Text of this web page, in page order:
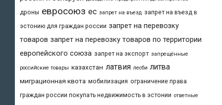
дроны евросоюз ес запрет на въезд запрет на въезд в
эстонию для граждан россии запрет на перевозку
товаров запрет на перевозку товаров по территории
европейского союза запрет на экспорт запрещённые
российские товары казахстан латвия лесби литва
миграционная квота мобилизация ограничение права
граждан россии покупать недвижимость в эстонии ответные